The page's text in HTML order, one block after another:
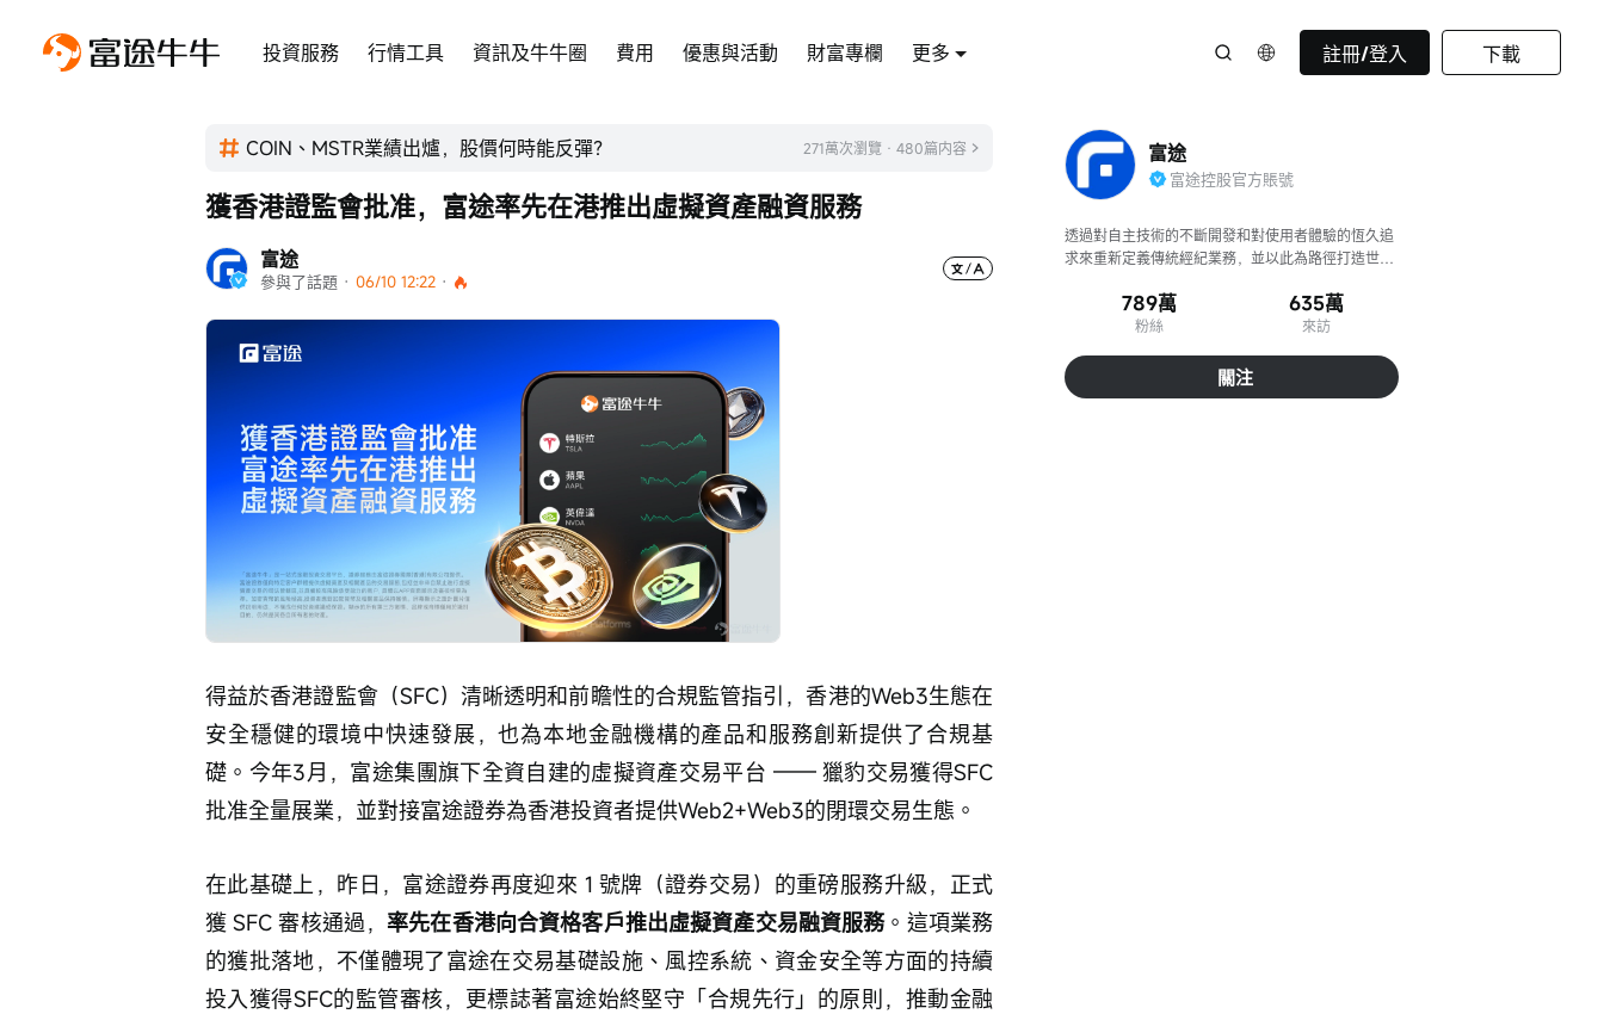
投資服務 行情工具 資訊及牛牛圈 費用 優惠與活動 財富專欄 更多 註冊/登入 下載
COIN、MSTR業績出爐，股價何時能反彈？ 271萬次瀏覽 · 480篇内容
富途
參與了話題 · 06/10 12:22 ·
獲香港證監會批准，富途率先在港推出虛擬資產融資服務
得益於香港證監會（SFC）清晰透明和前瞻性的合規監管指引，香港的Web3生態在
安全穩健的環境中快速發展，也為本地金融機構的產品和服務創新提供了合規基
礎。今年3月，富途集團旗下全資自建的虛擬資產交易平台 —— 獵豹交易獲得SFC
批准全量展業，並對接富途證券為香港投資者提供Web2+Web3的閉環交易生態。
在此基礎上，昨日，富途證券再度迎來 1 號牌（證券交易）的重磅服務升級，正式
獲 SFC 審核通過， 率先在香港向合資格客戶推出虛擬資產交易融資服務。這項業務
的獲批落地，不僅體現了富途在交易基礎設施、風控系統、資金安全等方面的持續
投入獲得SFC的監管審核，更標誌著富途始終堅守「合規先行」的原則，推動金融
富途
富途控股官方賬號
透過對自主技術的不斷開發和對使用者體驗的恆久追
求來重新定義傳統經紀業務，並以此為路徑打造世界
789萬
粉絲
635萬
來訪
關注